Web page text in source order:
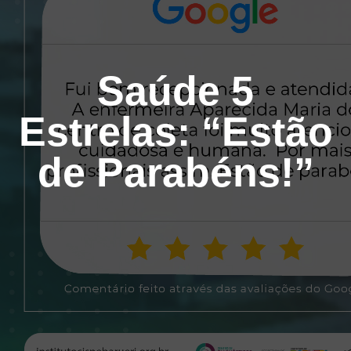
Saúde 5
Estrelas: “Estão
de Parabéns!”